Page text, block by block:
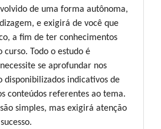
de uma forma autônoma,
e exigirá de você que
a fim de ter conhecimentos
curso. Todo o estudo é
se aprofundar nos
disponibilizados indicativos de
conteúdos referentes ao tema.
simples, mas exigirá atenção